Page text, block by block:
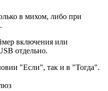
в михом, либо при
включения или
отдельно.
"Если", так и в "Тогда".